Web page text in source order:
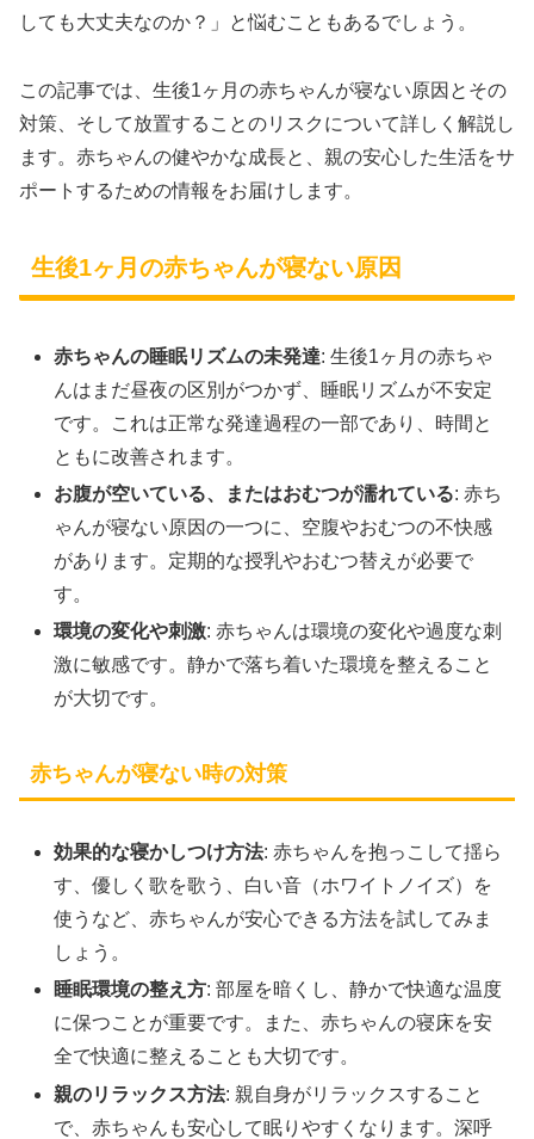
しても大丈夫なのか？」と悩むこともあるでしょう。
この記事では、生後1ヶ月の赤ちゃんが寝ない原因とその
対策、そして放置することのリスクについて詳しく解説し
ます。赤ちゃんの健やかな成長と、親の安心した生活をサ
ポートするための情報をお届けします。
生後1ヶ月の赤ちゃんが寝ない原因
赤ちゃんの睡眠リズムの未発達: 生後1ヶ月の赤ちゃ
んはまだ昼夜の区別がつかず、睡眠リズムが不安定
です。これは正常な発達過程の一部であり、時間と
ともに改善されます。
お腹が空いている、またはおむつが濡れている: 赤ち
ゃんが寝ない原因の一つに、空腹やおむつの不快感
があります。定期的な授乳やおむつ替えが必要で
す。
環境の変化や刺激: 赤ちゃんは環境の変化や過度な刺
激に敏感です。静かで落ち着いた環境を整えること
が大切です。
赤ちゃんが寝ない時の対策
効果的な寝かしつけ方法: 赤ちゃんを抱っこして揺ら
す、優しく歌を歌う、白い音（ホワイトノイズ）を
使うなど、赤ちゃんが安心できる方法を試してみま
しょう。
睡眠環境の整え方: 部屋を暗くし、静かで快適な温度
に保つことが重要です。また、赤ちゃんの寝床を安
全で快適に整えることも大切です。
親のリラックス方法: 親自身がリラックスすること
で、赤ちゃんも安心して眠りやすくなります。深呼